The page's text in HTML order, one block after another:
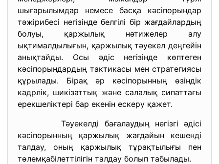
шығарылымдар немесе басқа кәсіпорындар
тәжірибесі негізінде белгілі бір жағдайлардың
болуы, қаржылық нәтижелер алу
ықтималдылығын, қаржылық тәуекел деңгейін
анықтайды. Осы әдіс негізінде көптеген
кәсіпорындардың тактикасы мен стратегиясы
құрылады. Бірақ әр кәсіпорынның өзіндік
кадрлік, шикізаттық және салалық сипаттағы
ерекшеліктері бар екенін ескеру қажет.
Тәуекелді бағалаудың негізгі әдісі
кәсіпорынның қаржылық жағдайын кешенді
талдау, оның қаржылық тұрақтылығы пен
төлемқабілеттілігін талдау болып табылады.